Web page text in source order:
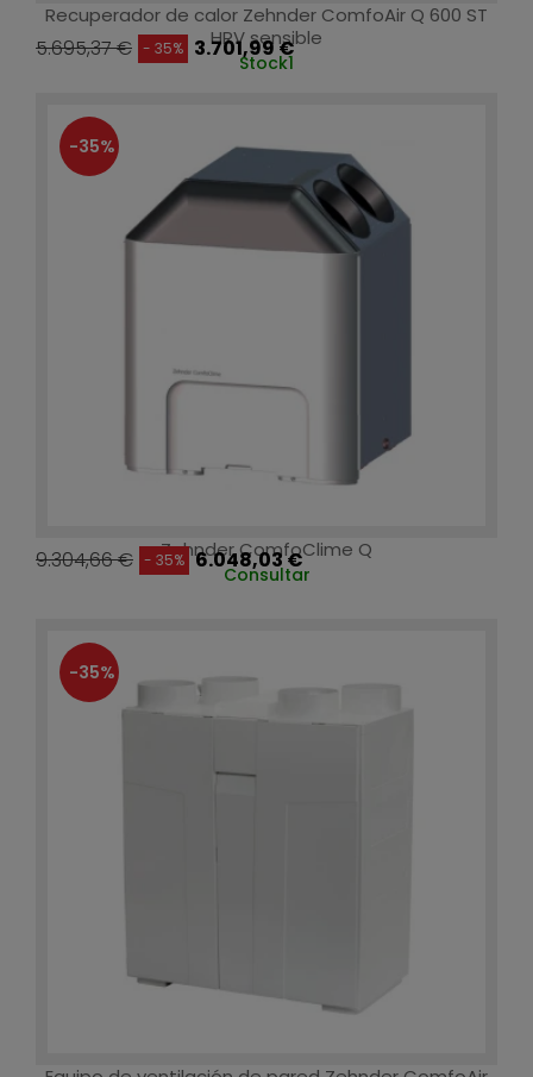
Recuperador de calor Zehnder ComfoAir Q 600 ST
HRV sensible
5.695,37 € - 35% 3.701,99 €
Stock1
-35%
Zehnder ComfoClime Q
9.304,66 € - 35% 6.048,03 €
Consultar
-35%